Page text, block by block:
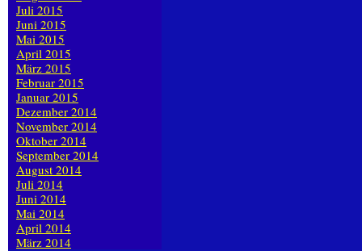
Juli 2015
Juni 2015
Mai 2015
April 2015
März 2015
Februar 2015
Januar 2015
Dezember 2014
November 2014
Oktober 2014
September 2014
August 2014
Juli 2014
Juni 2014
Mai 2014
April 2014
März 2014